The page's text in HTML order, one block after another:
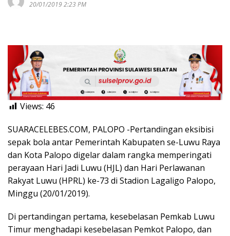
20/01/2019 2:23 PM
Views: 46
SUARACELEBES.COM, PALOPO -Pertandingan eksibisi
sepak bola antar Pemerintah Kabupaten se-Luwu Raya
dan Kota Palopo digelar dalam rangka memperingati
perayaan Hari Jadi Luwu (HJL) dan Hari Perlawanan
Rakyat Luwu (HPRL) ke-73 di Stadion Lagaligo Palopo,
Minggu (20/01/2019).
Di pertandingan pertama, kesebelasan Pemkab Luwu
Timur menghadapi kesebelasan Pemkot Palopo, dan